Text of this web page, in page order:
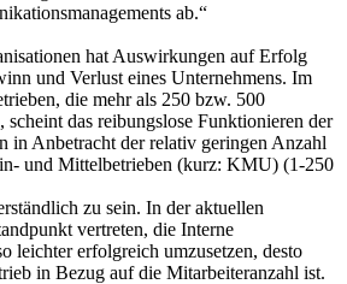
ab.“
hat Auswirkungen auf Erfolg
und Verlust eines Unternehmens. Im
die mehr als 250 bzw. 500
scheint das reibungslose Funktionieren der
in Anbetracht der relativ geringen Anzahl
und Mittelbetrieben (kurz: KMU) (1-250
zu sein. In der aktuellen
vertreten, die Interne
leichter erfolgreich umzusetzen, desto
in Bezug auf die Mitarbeiteranzahl ist.